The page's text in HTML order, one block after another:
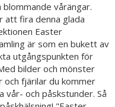
vårängar.
att fira denna glada
Easter
är som en bukett av
utgångspunkten för
bilder och mönster
och fjärilar du kommer
och påskstunder. Så